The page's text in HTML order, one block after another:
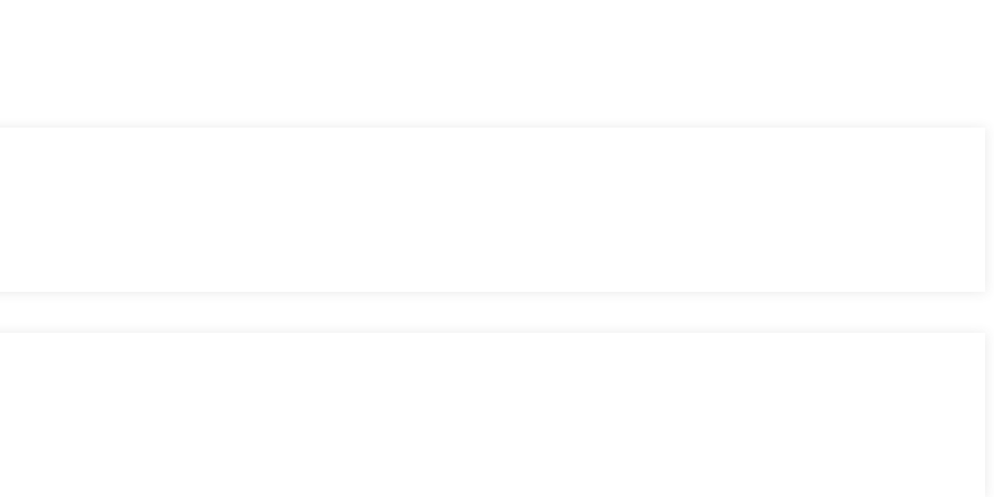
sans complications.
du marché.
des plateformes et des dApps.